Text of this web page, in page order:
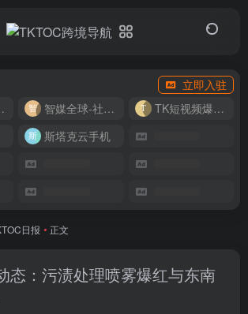
立即入驻
平台
智媒全球-社媒管理平台
TK短视频爆款复刻
斯塔克云手机
日报 • 正文
态：污渍处理喷雾爆红与东南